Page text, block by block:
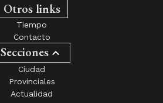
Otros links
Tiempo
Contacto
Secciones
Ciudad
Provinciales
Actualidad